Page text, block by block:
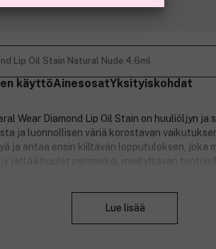
Lip Oil Stain Natural Nude 4,6ml
käyttöAinesosatYksityiskohdat
Wear Diamond Lip Oil Stain on huuliöljyn ja
ja luonnollisen väriä korostavan
ja antaa ensin kiiltävän lopputuloksen, joka
jättää huulet pehmeiksi, miellyttävän
Lue lisää